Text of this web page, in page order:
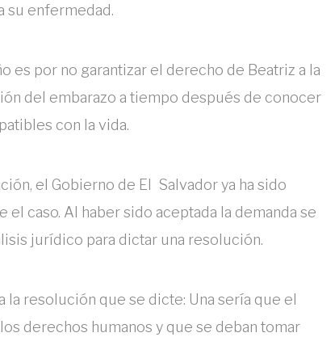
su enfermedad.
es por no garantizar el derecho de Beatriz a la
del embarazo a tiempo después de conocer
con la vida.
el Gobierno de El Salvador ya ha sido
caso. Al haber sido aceptada la demanda se
jurídico para dictar una resolución.
resolución que se dicte: Una sería que el
derechos humanos y que se deban tomar